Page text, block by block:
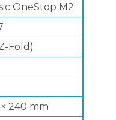
OneStop M2
Fold)
240 mm